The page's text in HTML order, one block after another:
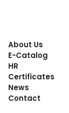
About Us
E-Catalog
HR
Certificates
News
Contact